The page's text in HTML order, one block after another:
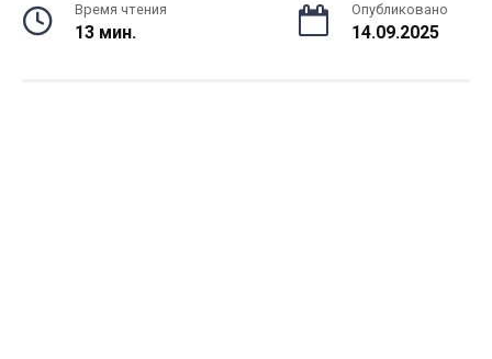
Время чтения
13 мин.
Опубликовано
14.09.2025